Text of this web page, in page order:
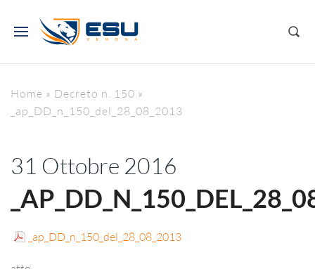
Home » Decreto n. 150 »
_ap_DD_n_150_del_28_08_2013
31 Ottobre 2016
_ap_DD_n_150_del_28_08_2013